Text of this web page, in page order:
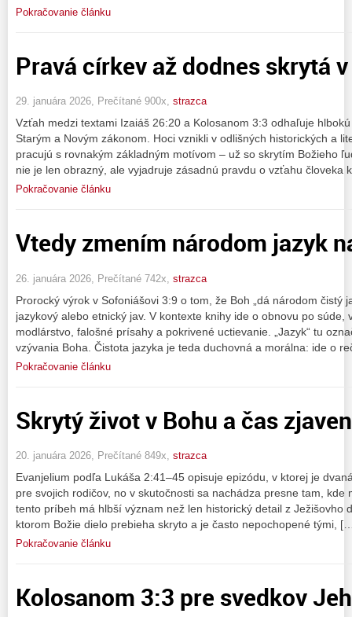
Pokračovanie článku
Pravá církev až dodnes skrytá
29. januára 2026, Prečítané 900x, strazca
Vzťah medzi textami Izaiáš 26:20 a Kolosanom 3:3 odhaľuje
Starým a Novým zákonom. Hoci vznikli v odlišných historických a
pracujú s rovnakým základným motívom – už so skrytím Božieho
nie je len obrazný, ale vyjadruje zásadnú pravdu o vzťahu človeka
Pokračovanie článku
Vtedy zmením národom jazyk
26. januára 2026, Prečítané 742x, strazca
Prorocký výrok v Sofoniášovi 3:9 o tom, že Boh „dá národom čistý
jazykový alebo etnický jav. V kontexte knihy ide o obnovu po súde,
modlárstvo, falošné prísahy a pokrivené uctievanie. „Jazyk“ tu
vzývania Boha. Čistota jazyka je teda duchovná a morálna: ide o
Pokračovanie článku
Skrytý život v Bohu a čas
20. januára 2026, Prečítané 849x, strazca
Evanjelium podľa Lukáša 2:41–45 opisuje epizódu, v ktorej je
pre svojich rodičov, no v skutočnosti sa nachádza presne tam, kde
tento príbeh má hlbší význam než len historický detail z Ježišovho
ktorom Božie dielo prebieha skryto a je často nepochopené tými,
Pokračovanie článku
Kolosanom 3:3 pre svedkov